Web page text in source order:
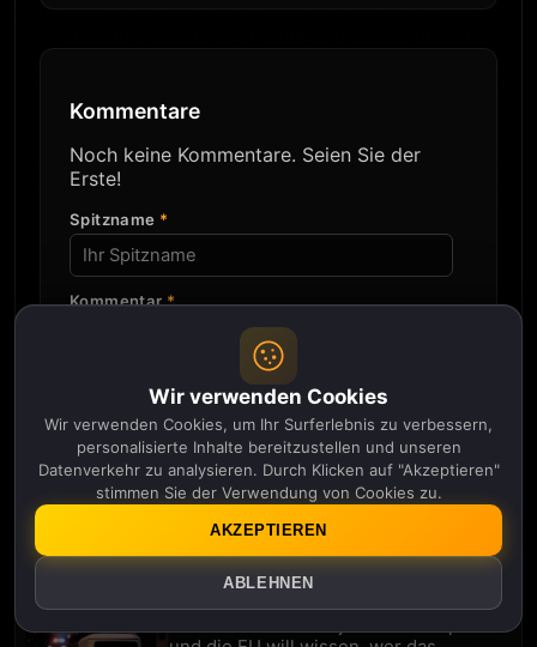
Kommentare
Noch keine Kommentare. Seien Sie der
Erste!
Spitzname *
Kommentar*
Kommentar absenden
Ihr Lieferroboter ist jetzt Polizeispitzel –
Wir verwenden Cookies
Wir verwenden Cookies, um Ihr Surferlebnis zu verbessern,
personalisierte Inhalte bereitzustellen und unseren
Datenverkehr zu analysieren. Durch Klicken auf "Akzeptieren"
stimmen Sie der Verwendung von Cookies zu.
ABLEHNEN
AKZEPTIEREN